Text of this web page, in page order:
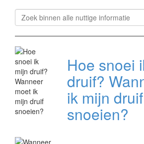
Hoe snoei
druif?
ik mijn druif
snoeien?